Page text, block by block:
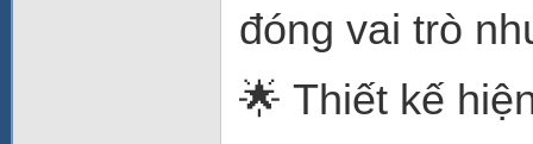
đóng vai trò
🌟 Thiết kế